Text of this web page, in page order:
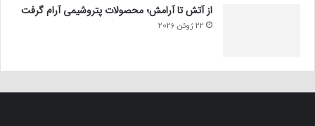
از آتش تا آرامش؛ محصولات پتروشیمی آرام گرفت
22 ژوئن 2026